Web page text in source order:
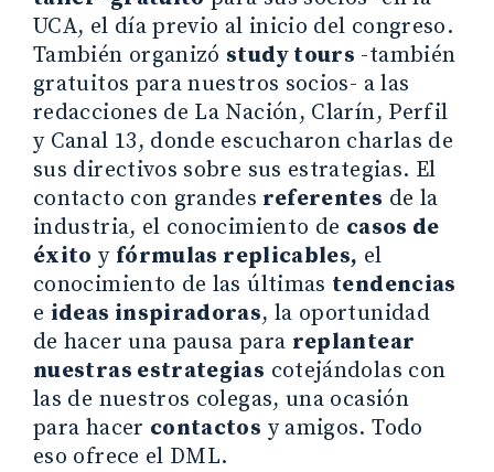
UCA, el día previo al inicio del congreso.
También organizó study tours -también
gratuitos para nuestros socios- a las
redacciones de La Nación, Clarín, Perfil
y Canal 13, donde escucharon charlas de
sus directivos sobre sus estrategias. El
contacto con grandes referentes de la
industria, el conocimiento de casos de
éxito y fórmulas replicables, el
conocimiento de las últimas tendencias
e ideas inspiradoras, la oportunidad
de hacer una pausa para replantear
nuestras estrategias cotejándolas con
las de nuestros colegas, una ocasión
para hacer contactos y amigos. Todo
eso ofrece el DML.